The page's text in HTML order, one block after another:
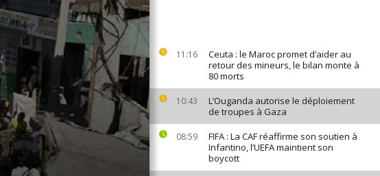
11:16
Ceuta : le Maroc promet d’aider au
retour des mineurs, le bilan monte à
80 morts
10:43
L’Ouganda autorise le déploiement
de troupes à Gaza
08:59
FIFA : La CAF réaffirme son soutien à
Infantino, l’UEFA maintient son
boycott